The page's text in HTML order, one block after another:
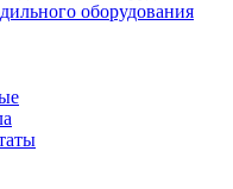
оборудования